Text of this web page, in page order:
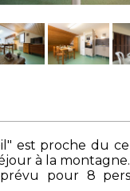
est proche du
à la montagne.
pour 8